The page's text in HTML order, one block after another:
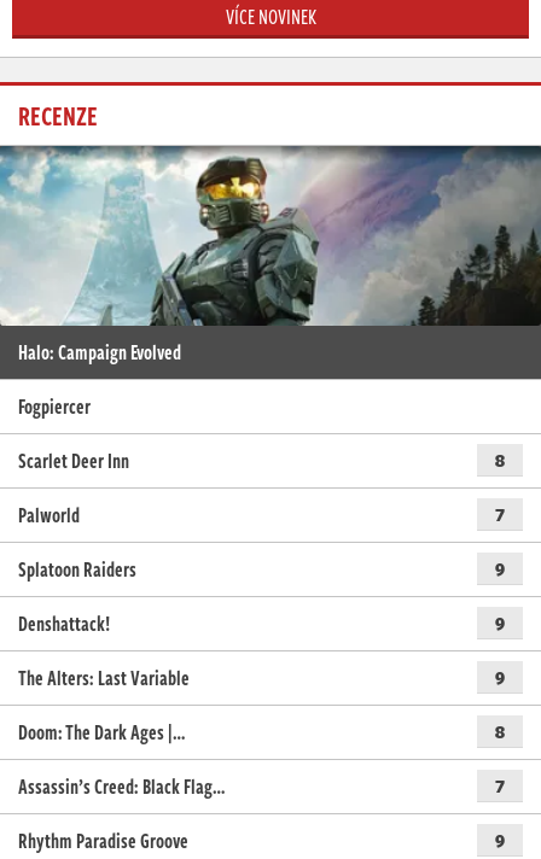
VÍCE NOVINEK
RECENZE
Halo: Campaign Evolved
Fogpiercer
Scarlet Deer Inn
8
Palworld 7
Splatoon Raiders 9
Denshattack! 9
The Alters: Last Variable 9
Doom: The Dark Ages |… 8
Assassin’s Creed: Black Flag… 7
Rhythm Paradise Groove 9